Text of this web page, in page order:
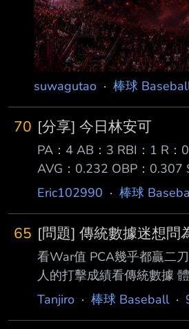
suwagutao · 棒球
70 [分享] 今日林安可
PA：4 AB：3 RBI：1 R：
AVG：0.232 OBP：0.307
0.705 【第一打席】空振 【
［180.6km , 12度］ 今天
三打席對左投兩次三振一個
席面對右投擊出近 期最強
112mph形成二壘安打，
- Sent from BePTT on my
--
Eric102990 · 棒球
65 [問題] 傳統數據迷想問
看War值 PCA幾乎都贏二
人的打擊成績看傳統數據
大谷又有ACE等級的投球成
Tanjiro · 棒球 Baseball·